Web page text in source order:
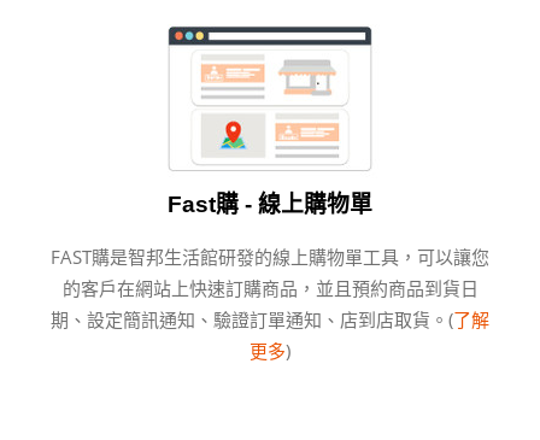
Fast購 - 線上購物單
FAST購是智邦生活館研發的線上購物單工具，可以讓您
的客戶在網站上快速訂購商品，並且預約商品到貨日
期、設定簡訊通知、驗證訂單通知、店到店取貨。(了解
更多)